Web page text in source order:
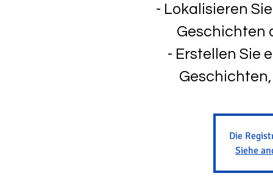
- Lokalisieren
Geschichten
- Erstellen Sie
Die
Siehe